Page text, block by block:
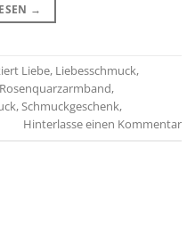
→
Liebe, Liebesschmuck,
Rosenquarzarmband,
,Schmuckgeschenk,
Hinterlasse einen Kommentar